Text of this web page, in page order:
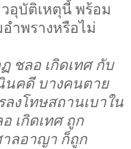
อุบัติเหตุนี้ พร้อม
ำพรางหรือไม่
ชลอ เกิดเทศ กับ
นคดี บางคนตาย
งโทษสถานเบาใน
เกิดเทศ ถูก
ลอาญา ก็ถูก